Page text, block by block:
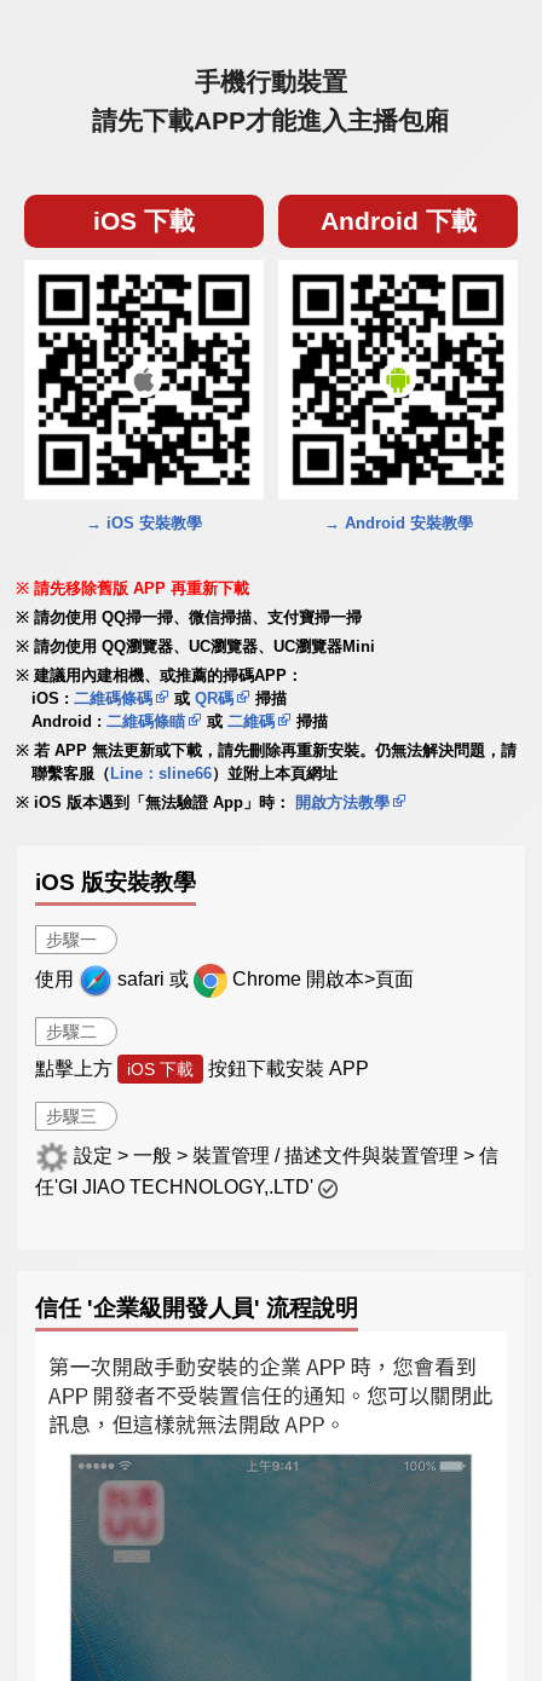
手機行動裝置
請先下載APP才能進入主播包廂
iOS 下載
→ iOS 安裝教學
Android 下載
→ Android 安裝教學
請先移除舊版 APP 再重新下載
請勿使用 QQ掃一掃、微信掃描、支付寶掃一掃
請勿使用 QQ瀏覽器、UC瀏覽器、UC瀏覽器Mini
建議用內建相機、或推薦的掃碼APP：
iOS :二維碼條碼 或QR碼
掃描
Android :二維碼條瞄 或二維碼
掃描
若 APP 無法更新或下載，請先刪除再重新安裝。仍無法解決問題，請
聯繫客服（ Line：sline66）並附上本頁網址
iOS 版本遇到「無法驗證 App」時：
開啟方法教學
iOS 版安裝教學
步驟一
使用 safari 或 Chrome 開啟本>頁面
步驟二
點擊上方 iOS 下載 按鈕下載安裝 APP
步驟三
設定 > 一般 > 裝置管理 / 描述文件與裝置管理 > 信
任'GI JIAO TECHNOLOGY,.LTD'
信任 '企業級開發人員' 流程說明